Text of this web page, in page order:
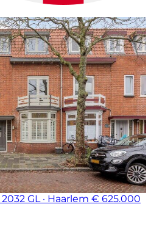
2032 GL · Haarlem € 625.000